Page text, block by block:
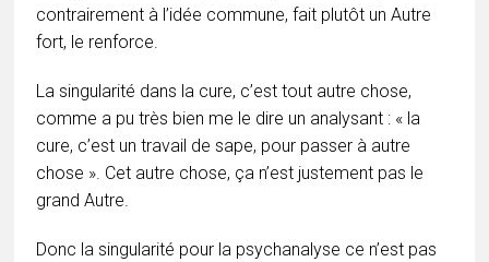
contrairement à l’idée commune, fait plutôt un Autre
fort, le renforce.
La singularité dans la cure, c’est tout autre chose,
comme a pu très bien me le dire un analysant : « la
cure, c’est un travail de sape, pour passer à autre
chose ». Cet autre chose, ça n’est justement pas le
grand Autre.
Donc la singularité pour la psychanalyse ce n’est pas